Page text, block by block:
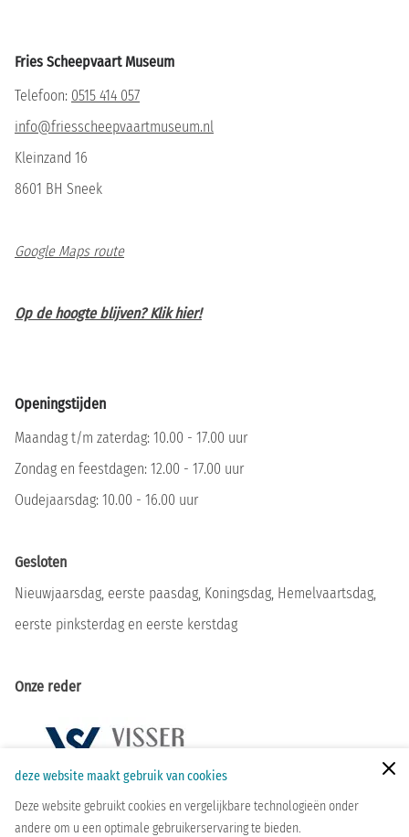
Zoeken
Fries Scheepvaart Museum
Telefoon: 0515 414 057
info@friesscheepvaartmuseum.nl
Kleinzand 16
8601 BH Sneek
Google Maps route
Op de hoogte blijven? Klik hier!
Openingstijden
Maandag t/m zaterdag: 10.00 - 17.00 uur
Zondag en feestdagen: 12.00 - 17.00 uur
Oudejaarsdag: 10.00 - 16.00 uur
Gesloten
Nieuwjaarsdag, eerste paasdag, Koningsdag, Hemelvaartsdag,
eerste pinksterdag en eerste kerstdag
Onze reder
deze website maakt gebruik van cookies
Deze website gebruikt cookies en vergelijkbare technologieën onder
andere om u een optimale gebruikerservaring te bieden.